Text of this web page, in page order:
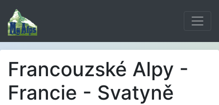
Francouzské Alpy -
Francie - Svatyně